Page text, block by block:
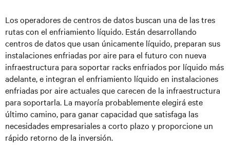
Los operadores de centros de datos buscan una de las tres
rutas con el enfriamiento líquido. Están desarrollando
centros de datos que usan únicamente líquido, preparan sus
instalaciones enfriadas por aire para el futuro con nueva
infraestructura para soportar racks enfriados por líquido más
adelante, e integran el enfriamiento líquido en instalaciones
enfriadas por aire actuales que carecen de la infraestructura
para soportarla. La mayoría probablemente elegirá este
último camino, para ganar capacidad que satisfaga las
necesidades empresariales a corto plazo y proporcione un
rápido retorno de la inversión.